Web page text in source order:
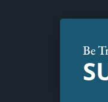
Be